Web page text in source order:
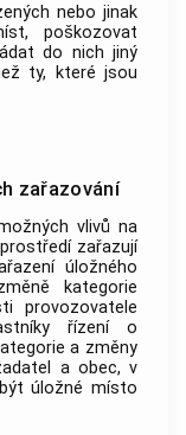
nebo jinak
, poškozovat
do nich jiný
ty, které jsou
zařazování
vlivů na
zařazují
úložného
kategorie
provozovatele
řízení o
a změny
a obec, v
býtúložné místo